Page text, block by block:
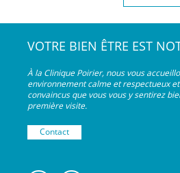
VOTRE BIEN ÊTRE EST
À la Clinique Poirier, nous vous
environnement calme et respectueux
convaincus que vous vous y sentirez
première visite.
Contact